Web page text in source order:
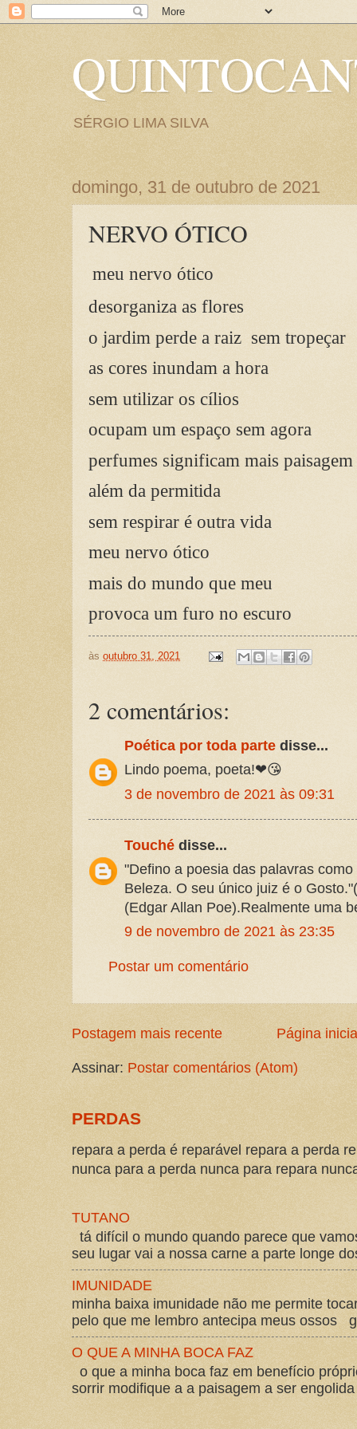
SÉRGIO LIMA SILVA
domingo, 31 de outubro de 2021
NERVO ÓTICO
meu nervo ótico
desorganiza as flores
o jardim perde a raiz sem tropeçar
as cores inundam a hora
sem utilizar os cílios
ocupam um espaço sem agora
perfumes significam mais paisagem
além da permitida
sem respirar é outra vida
meu nervo ótico
mais do mundo que meu
provoca um furo no escuro
às outubro 31, 2021
2 comentários:
Poética por toda parte disse...
Lindo poema, poeta!❤😘
3 de novembro de 2021 às 09:31
Touché disse...
"Defino a poesia das palavras
Beleza. O seu único juiz é o Gosto."(
(Edgar Allan Poe).Realmente uma
9 de novembro de 2021 às 23:35
Postar um comentário
Postagem mais recente Página
Assinar: Postar comentários (Atom)
PERDAS
repara a perda é reparável repara a perda
nunca para a perda nunca para repara
TUTANO
tá difícil o mundo quando parece que
seu lugar vai a nossa carne a parte longe
IMUNIDADE
minha baixa imunidade não me permite
pelo que me lembro antecipa meus ossos
O QUE A MINHA BOCA FAZ
o que a minha boca faz em benefício
sorrir modifique a a paisagem a ser